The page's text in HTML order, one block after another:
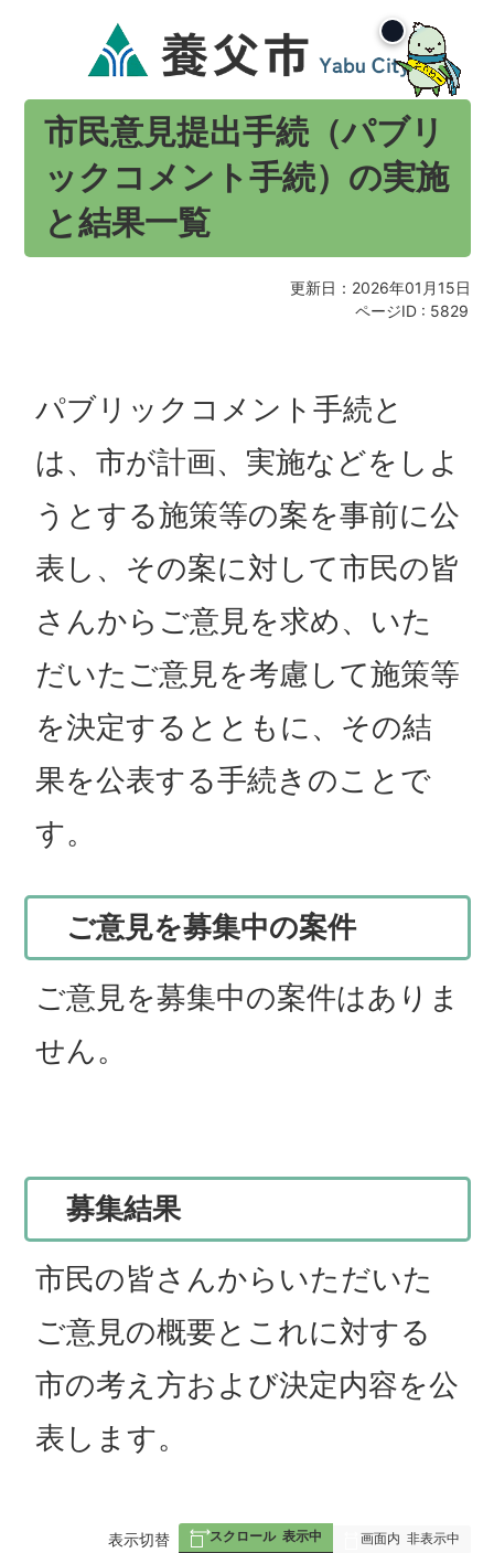
市民意見提出手続（パブリ
ックコメント手続）の実施
と結果一覧
更新日：2026年01月15日
ページID : 5829
パブリックコメント手続と
は、市が計画、実施などをしよ
うとする施策等の案を事前に公
表し、その案に対して市民の皆
さんからご意見を求め、いた
だいたご意見を考慮して施策等
を決定するとともに、その結
果を公表する手続きのことで
す。
ご意見を募集中の案件
ご意見を募集中の案件はありま
せん。
募集結果
市民の皆さんからいただいた
ご意見の概要とこれに対する
市の考え方および決定内容を公
表します。
表
表示切替 スクロール 表示中 画面内 非表示中